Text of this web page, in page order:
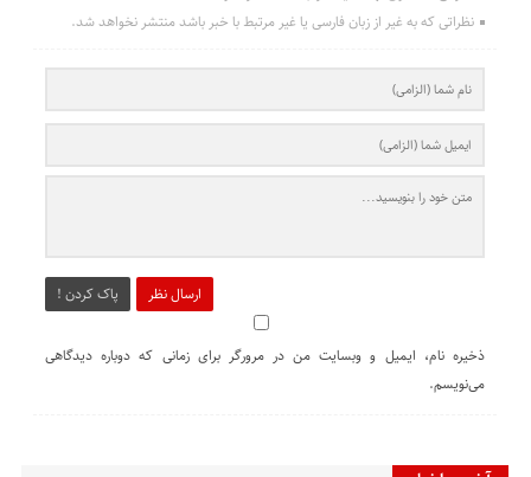
نظراتی که به غیر از زبان فارسی یا غیر مرتبط با خبر باشد منتشر نخواهد شد.
ارسال نظر پاک کردن !
ذخیره نام، ایمیل و وبسایت من در مرورگر برای زمانی که دوباره دیدگاهی
می‌نویسم.